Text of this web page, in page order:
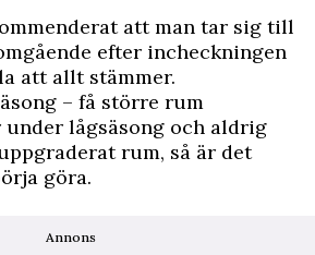
att man tar sig till
efter incheckningen
att allt stämmer.
– få större rum
under lågsäsong och aldrig
rum, så är det
göra.
Annons